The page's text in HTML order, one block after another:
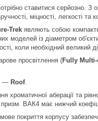
ставитися серйозно. З
міцності, легкості
Trek являють собою
моделей із діаметром
коли необхідний великий
просвітлення (Fully Multi-
— Roof.
аберації та
ВАК4 має нижчий
корпусу